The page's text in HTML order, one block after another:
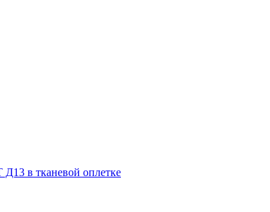
в тканевой оплетке